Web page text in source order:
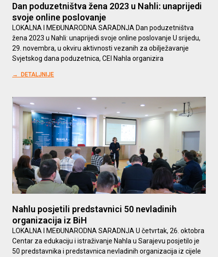
Dan poduzetništva žena 2023 u Nahli: unaprijedi
svoje online poslovanje
LOKALNA I MEĐUNARODNA SARADNJA Dan poduzetništva
žena 2023 u Nahli: unaprijedi svoje online poslovanje U srijedu,
29. novembra, u okviru aktivnosti vezanih za obilježavanje
Svjetskog dana poduzetnica, CEI Nahla organizira
→ DETALJNIJE
Nahlu posjetili predstavnici 50 nevladinih
organizacija iz BiH
LOKALNA I MEĐUNARODNA SARADNJA U četvrtak, 26. oktobra
Centar za edukaciju i istraživanje Nahla u Sarajevu posjetilo je
50 predstavnika i predstavnica nevladinih organizacija iz cijele